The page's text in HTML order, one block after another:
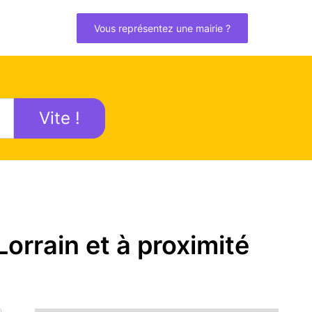
Vous représentez une mairie ?
Vite !
et à proximité